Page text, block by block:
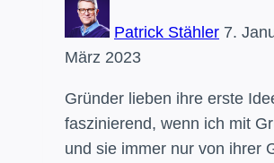
Patrick Stähler 7.
März 2023
Gründer lieben ihre erste
faszinierend, wenn ich mit
und sie immer nur von ihrer